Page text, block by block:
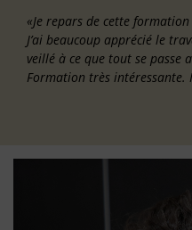
«Je repars de cette formation
J’ai beaucoup apprécié le
veillé à ce que tout se passe
Formation très intéressante.